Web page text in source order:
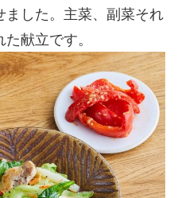
した。主菜、副菜それ
献立です。